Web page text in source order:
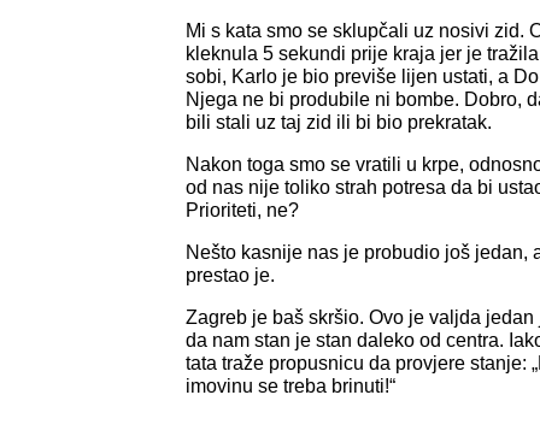
Mi s kata smo se sklupčali uz nosivi zid.
kleknula 5 sekundi prije kraja jer je
sobi, Karlo je bio previše lijen ustati, a
Njega ne bi produbile ni bombe. Dobro,
bili stali uz taj zid ili bi bio prekratak.
Nakon toga smo se vratili u krpe,
od nas nije toliko strah potresa da bi
Prioriteti, ne?
Nešto kasnije nas je probudio još jedan,
prestao je.
Zagreb je baš skršio. Ovo je valjda
da nam stan je stan daleko od centra.
tata traže propusnicu da provjere stanje:
imovinu se treba brinuti!“